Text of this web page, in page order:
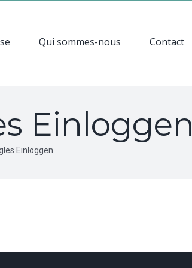
Qui sommes-nous Contact
Einloggen
Einloggen